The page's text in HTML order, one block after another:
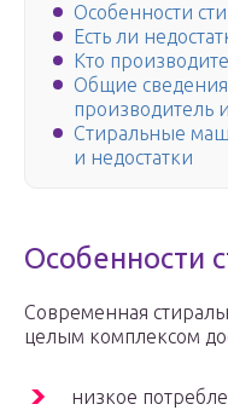
Особенности
Есть ли
Кто
Общие
производитель
Стиральные
и недостатки
Особенности
Современная
целым комплексом
низкое